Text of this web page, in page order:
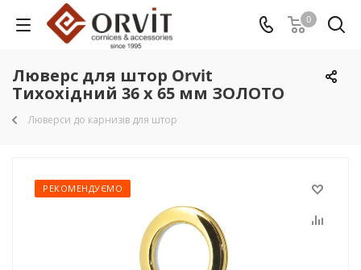
0
Люверс для штор Orvit
Тихохідний 36 х 65 мм ЗОЛОТО
Люверси до карнизів для штор
РЕКОМЕНДУЄМО